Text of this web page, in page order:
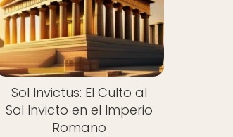
Sol Invictus: El Culto al
Sol Invicto en el Imperio
Romano